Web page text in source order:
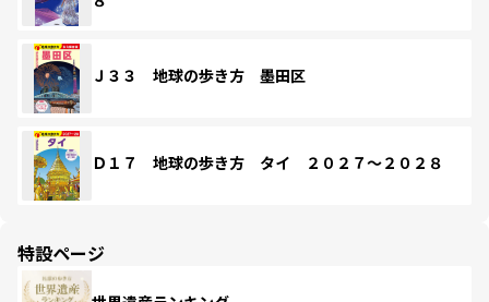
Ｊ３３ 地球の歩き方 墨田区
Ｄ１７ 地球の歩き方 タイ ２０２７～２０２８
特設ページ